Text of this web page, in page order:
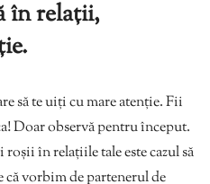
în relații,
să te uiți cu mare atenție. Fii
Doar observă pentru început.
roșii în relațiile tale este cazul să
vorbim de partenerul de